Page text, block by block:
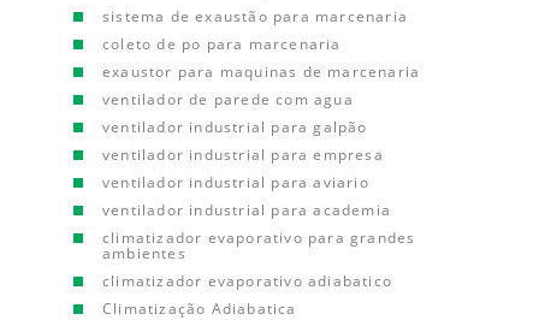
sistema de exaustão para marcenaria
coleto de po para marcenaria
exaustor para maquinas de marcenaria
ventilador de parede com agua
ventilador industrial para galpão
ventilador industrial para empresa
ventilador industrial para aviario
ventilador industrial para academia
climatizador evaporativo para grandes
ambientes
climatizador evaporativo adiabatico
Climatização Adiabatica